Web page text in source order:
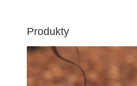
Produkty